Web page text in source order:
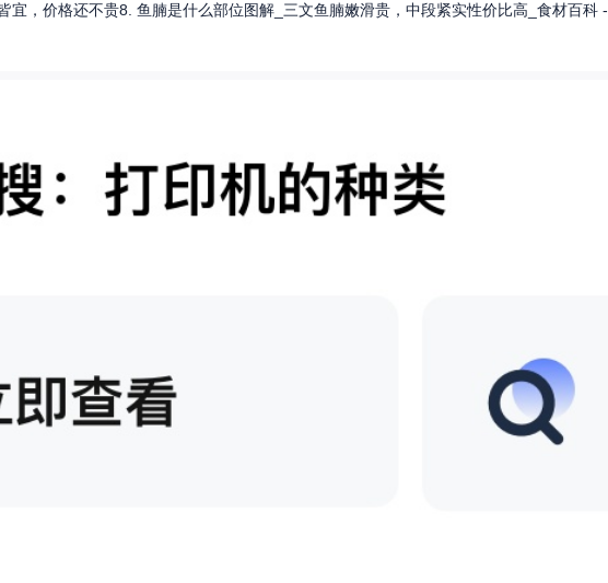
宜，价格还不贵8. 鱼腩是什么部位图解_三文鱼腩嫩滑贵，中段紧实性价比高_食材百科 -